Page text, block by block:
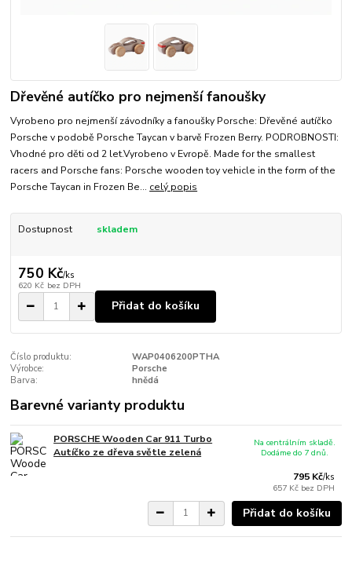
Dřevěné autíčko pro nejmenší fanoušky
Vyrobeno pro nejmenší závodníky a fanoušky Porsche: Dřevěné autíčko
Porsche v podobě Porsche Taycan v barvě Frozen Berry. PODROBNOSTI:
Vhodné pro děti od 2 let.Vyrobeno v Evropě. Made for the smallest
racers and Porsche fans: Porsche wooden toy vehicle in the form of the
Porsche Taycan in Frozen Be... celý popis
Dostupnost skladem
750 Kč/ks
620 Kč bez DPH
Přidat do košíku
Číslo produktu:
WAP0406200PTHA
Výrobce:
Porsche
Barva:
hnědá
Barevné varianty produktu
PORSCHE Wooden Car 911 Turbo
Autíčko ze dřeva světle zelená
795 Kč/ks
657 Kč bez DPH
Na centrálním skladě.
Dodáme do 7 dnů.
Přidat do košíku